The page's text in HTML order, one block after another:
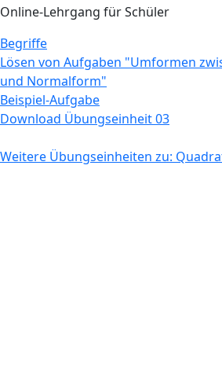
Online-Lehrgang für Schüler
Begriffe
Lösen von Aufgaben "Umformen
und Normalform"
Beispiel-Aufgabe
Download Übungseinheit 03
Weitere Übungseinheiten zu: